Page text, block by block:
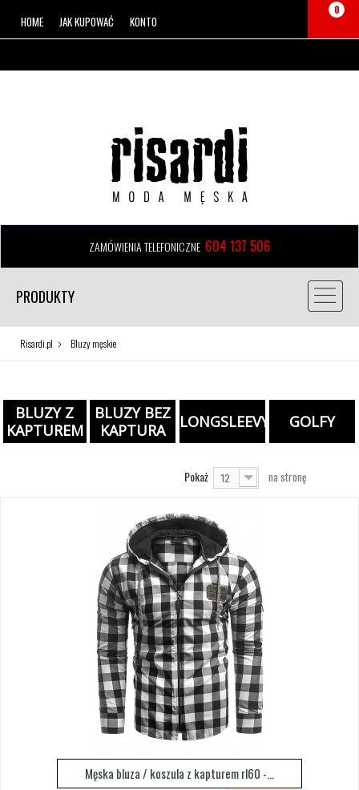
HOME JAK KUPOWAĆ KONTO
0
ZAMÓWIENIA TELEFONICZNE 604 137 506
PRODUKTY
Risardi.pl Bluzy męskie
BLUZY Z
KAPTUREM
BLUZY BEZ
KAPTURA
LONGSLEEVY GOLFY
Pokaż 12 na stronę
Męska bluza / koszula z kapturem rl60 -...